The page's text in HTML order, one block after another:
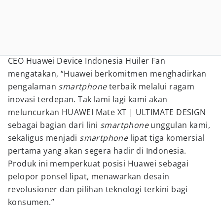
CEO Huawei Device Indonesia Huiler Fan
mengatakan, “Huawei berkomitmen menghadirkan
pengalaman smartphoneterbaik melalui ragam
inovasi terdepan. Tak lami lagi kami akan
meluncurkan HUAWEI Mate XT | ULTIMATE DESIGN
sebagai bagian dari lini smartphoneunggulan kami,
sekaligus menjadi smartphonelipat tiga komersial
pertama yang akan segera hadir di Indonesia.
Produk ini memperkuat posisi Huawei sebagai
pelopor ponsel lipat, menawarkan desain
revolusioner dan pilihan teknologi terkini bagi
konsumen.”